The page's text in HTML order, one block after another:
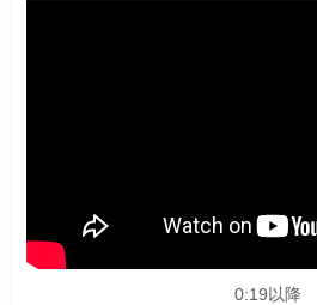
0:19以降